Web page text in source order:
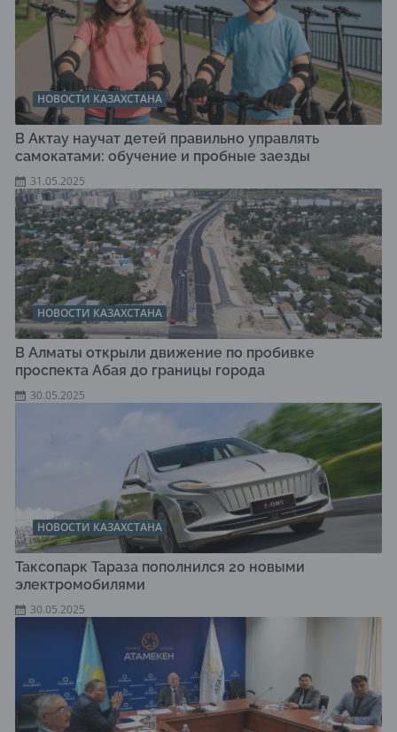
НОВОСТИ КАЗАХСТАНА
В Актау научат детей правильно управлять
самокатами: обучение и пробные заезды
31.05.2025
НОВОСТИ КАЗАХСТАНА
В Алматы открыли движение по пробивке
проспекта Абая до границы города
30.05.2025
НОВОСТИ КАЗАХСТАНА
Таксопарк Тараза пополнился 20 новыми
электромобилями
30.05.2025